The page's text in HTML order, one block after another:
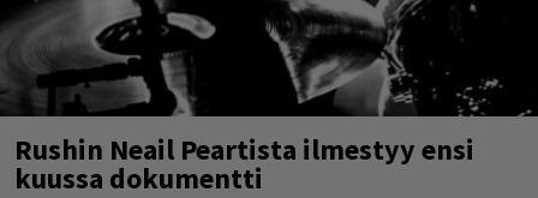
Rushin Neail Peartista ilmestyy ensi
kuussa dokumentti